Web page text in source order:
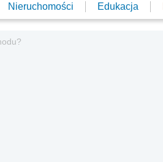
Nieruchomości Edukacja